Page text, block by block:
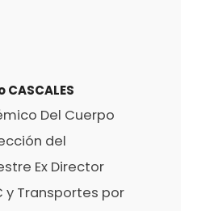
Del Cuerpo
del
Ex Director
y Transportes por